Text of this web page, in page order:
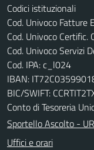
Codici istituzionali
Cod. Univoco Fatture
Cod. Univoco Certific.
Cod. Univoco Servizi
Cod. IPA: c_l024
IBAN:
BIC/SWIFT:
Conto di Tesoreria
Sportello Ascolto -
Uffici e orari